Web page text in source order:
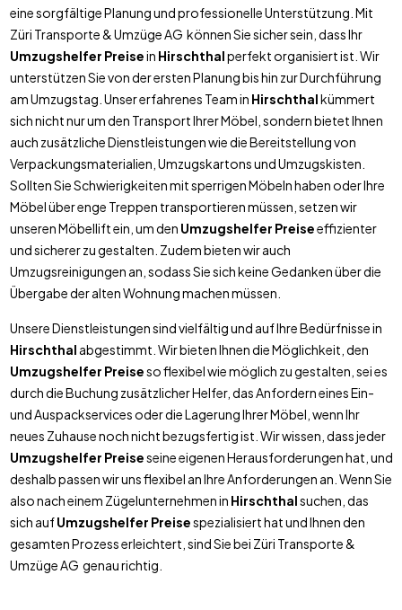
eine sorgfältige Planung und professionelle Unterstützung. Mit
Züri Transporte & Umzüge AG können Sie sicher sein, dass Ihr
Umzugshelfer Preisein Hirschthalperfekt organisiert ist. Wir
unterstützen Sie von der ersten Planung bis hin zur Durchführung
am Umzugstag. Unser erfahrenes Team in Hirschthalkümmert
sich nicht nur um den Transport Ihrer Möbel, sondern bietet Ihnen
auch zusätzliche Dienstleistungen wie die Bereitstellung von
Verpackungsmaterialien, Umzugskartons und Umzugskisten.
Sollten Sie Schwierigkeiten mit sperrigen Möbeln haben oder Ihre
Möbel über enge Treppen transportieren müssen, setzen wir
unseren Möbellift ein, um den Umzugshelfer Preiseeffizienter
und sicherer zu gestalten. Zudem bieten wir auch
Umzugsreinigungen an, sodass Sie sich keine Gedanken über die
Übergabe der alten Wohnung machen müssen.
Unsere Dienstleistungen sind vielfältig und auf Ihre Bedürfnisse in
Hirschthal abgestimmt. Wir bieten Ihnen die Möglichkeit, den
Umzugshelfer Preiseso flexibel wie möglich zu gestalten, sei es
durch die Buchung zusätzlicher Helfer, das Anfordern eines Ein-
und Auspackservices oder die Lagerung Ihrer Möbel, wenn Ihr
neues Zuhause noch nicht bezugsfertig ist. Wir wissen, dass jeder
Umzugshelfer Preiseseine eigenen Herausforderungen hat, und
deshalb passen wir uns flexibel an Ihre Anforderungen an. Wenn Sie
also nach einem Zügelunternehmen in Hirschthalsuchen, das
sich aufUmzugshelfer Preisespezialisiert hat und Ihnen den
gesamten Prozess erleichtert, sind Sie bei Züri Transporte &
Umzüge AG genau richtig.